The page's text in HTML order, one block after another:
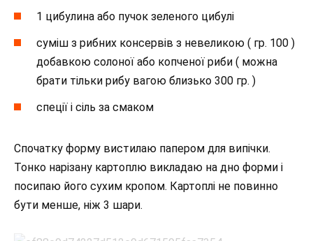
1 цибулина або пучок зеленого цибулі
суміш з рибних консервів з невеликою ( гр. 100 )
добавкою солоної або копченої риби ( можна
брати тільки рибу вагою близько 300 гр. )
спеції і сіль за смаком
Спочатку форму вистилаю папером для випічки.
Тонко нарізану картоплю викладаю на дно форми і
посипаю його сухим кропом. Картоплі не повинно
бути менше, ніж 3 шари.